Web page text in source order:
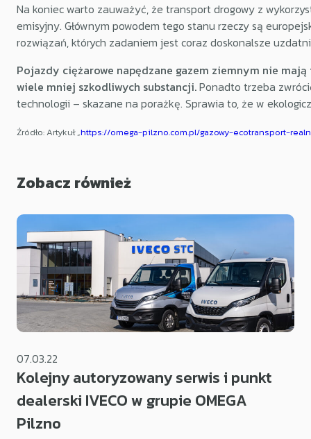
Na koniec warto zauważyć, że transport drogowy z
emisyjny. Głównym powodem tego stanu rzeczy są
rozwiązań, których zadaniem jest coraz doskonalsze
Pojazdy ciężarowe napędzane gazem ziemnym nie
wiele mniej szkodliwych substancji.Ponadto trzeba
technologii – skazane na porażkę. Sprawia to, że w
Źródło: Artykuł „https://omega-pilzno.com.pl/gazowy-ecotransport-
Zobacz również
07.03.22
Kolejny autoryzowany serwis i punkt
dealerski IVECO w grupie OMEGA
Pilzno